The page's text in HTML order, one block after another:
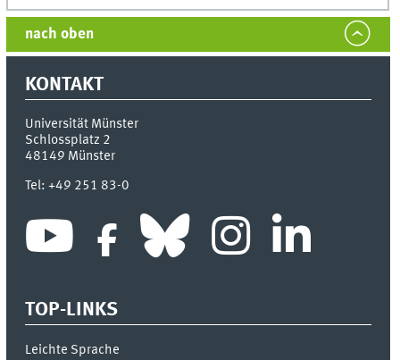
nach oben
KONTAKT
Universität Münster
Schlossplatz 2
48149 Münster
Tel:+49 251 83-0
TOP-LINKS
Leichte Sprache